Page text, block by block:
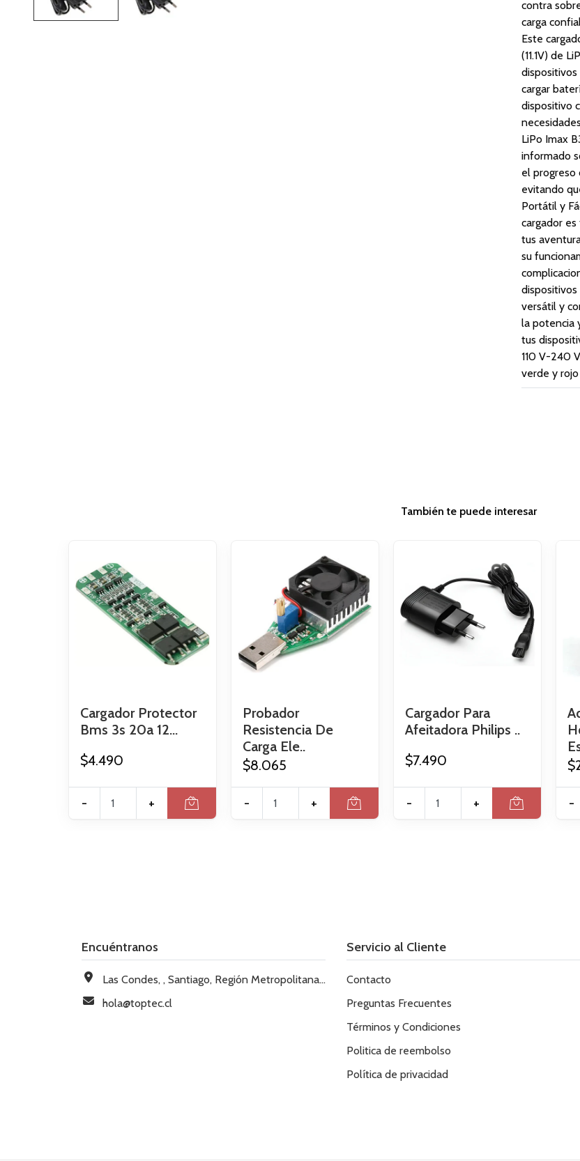
contra
carga
Este
(11.1V) de
dispositivos
cargar
dispositivo
LiPo Imax
informado
el progreso
evitando
Portátil y
cargador
tus
su
dispositivos
versátil y
la potencia
tus
110 V-240
verde y
También te puede interesar
Cargador Protector
Bms 3s 20a 12...
$4.490
- +
Probador
Resistencia De
Carga Ele..
$8.065
- +
Cargador Para
Afeitadora Philips ..
$7.490
- + -
Encuéntranos
Las Condes, , Santiago, Región Metropolitana, Chile
hola@toptec.cl
Servicio al Cliente
Contacto
Preguntas Frecuentes
Términos y Condiciones
Politica de reembolso
Política de privacidad